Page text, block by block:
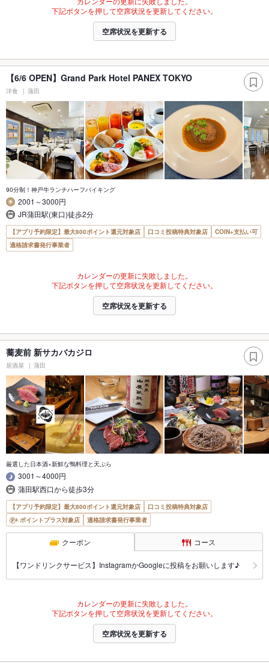
下記ボタンを押して空席状況を更新してください。
空席状況を更新する
【6/6 OPEN】Grand Park Hotel PANEX TOKYO
洋食 蒲田
90分制！神戸牛ランチハーフバイキング
2001～3000円
JR蒲田駅(東口)徒歩2分
【アプリ予約限定】最大800ポイント還元対象店 口コミ投稿特典対象店
COIN+支払い可
適格請求書発行事業者
カレンダーの更新に失敗しました。
下記ボタンを押して空席状況を更新してください。
空席状況を更新する
蕎麦前 新サカバカジロ
居酒屋 蒲田
厳選した日本酒×新鮮な鴨料理と天ぷら
3001～4000円
蒲田駅西口から徒歩3分
【アプリ予約限定】最大800ポイント還元対象店
口コミ投稿特典対象店
ポイントプラス対象店
適格請求書発行事業者
クーポン コース
【ワンドリンクサービス】InstagramかGoogleに投稿をお願いします♪
カレンダーの更新に失敗しました。
下記ボタンを押して空席状況を更新してください。
空席状況を更新する